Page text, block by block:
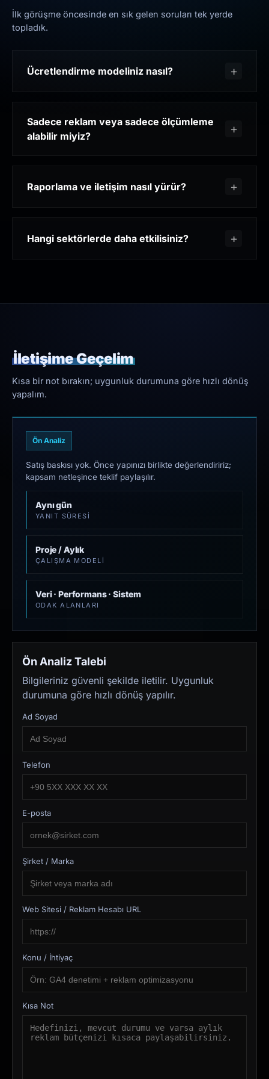
İlk görüşme öncesinde en sık gelen soruları tek yerde
topladık.
Ücretlendirme modeliniz nasıl?
Sadece reklam veya sadece ölçümleme
alabilir miyiz?
Raporlama ve iletişim nasıl yürür?
Hangi sektörlerde daha etkilisiniz?
İletişime Geçelim
Kısa bir not bırakın; uygunluk durumuna göre hızlı dönüş
yapalım.
Ön Analiz
Satış baskısı yok. Önce yapınızı birlikte değerlendiririz;
kapsam netleşince teklif paylaşılır.
Aynı gün
YANIT SÜRESI
Proje / Aylık
ÇALIŞMA MODELI
Veri · Performans · Sistem
ODAK ALANLARI
Ön Analiz Talebi
Bilgileriniz güvenli şekilde iletilir. Uygunluk
durumuna göre hızlı dönüş yapılır.
Ad Soyad
Telefon
E-posta
Şirket / Marka
Web Sitesi / Reklam Hesabı URL
Konu / İhtiyaç
Kısa Not